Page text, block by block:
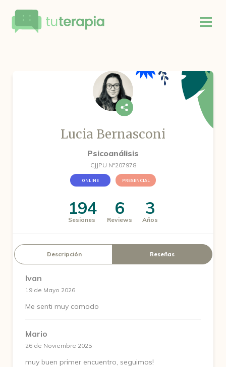
Lucia Bernasconi
Psicoanálisis
CJJPU Nº207978
ONLINE PRESENCIAL
194
Sesiones
6
Reviews
3
Años
Descripción Reseñas
Ivan
19 de Mayo 2026
Me senti muy comodo
Mario
26 de Noviembre 2025
muy buen primer encuentro, seguimos!